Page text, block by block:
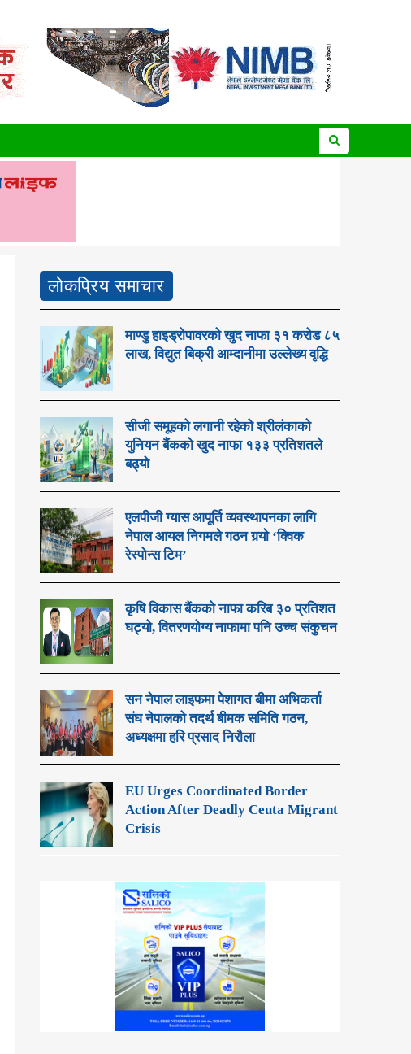
लोकप्रिय समाचार
माण्डु हाइड्रोपावरको खुद नाफा ३१ करोड ८५
लाख, विद्युत बिक्री आम्दानीमा उल्लेख्य वृद्धि
सीजी समूहको लगानी रहेको श्रीलंकाको
युनियन बैंकको खुद नाफा १३३ प्रतिशतले
बढ्यो
एलपीजी ग्यास आपूर्ति व्यवस्थापनका लागि
नेपाल आयल निगमले गठन गर्‍यो ‘क्विक
रेस्पोन्स टिम’
कृषि विकास बैंकको नाफा करिब ३० प्रतिशत
घट्यो, वितरणयोग्य नाफामा पनि उच्च संकुचन
सन नेपाल लाइफमा पेशागत बीमा अभिकर्ता
संघ नेपालको तदर्थ बीमक समिति गठन,
अध्यक्षमा हरि प्रसाद निरौला
EU Urges Coordinated Border
Action After Deadly Ceuta Migrant
Crisis